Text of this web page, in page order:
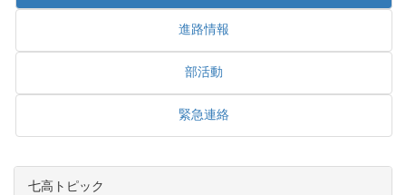
進路情報
部活動
緊急連絡
七高トピック